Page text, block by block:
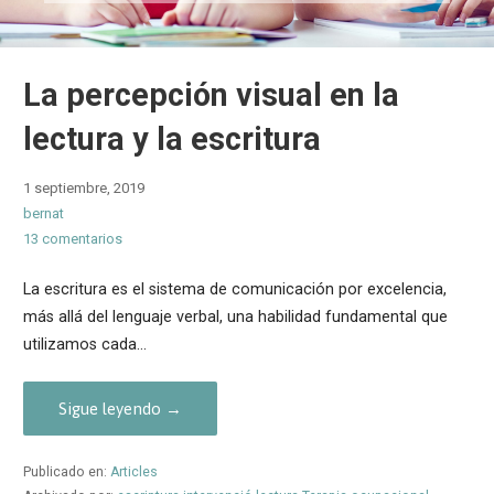
La percepción visual en la
lectura y la escritura
1 septiembre, 2019
bernat
13 comentarios
La escritura es el sistema de comunicación por excelencia,
más allá del lenguaje verbal, una habilidad fundamental que
utilizamos cada…
Sigue leyendo →
Publicado en: Articles